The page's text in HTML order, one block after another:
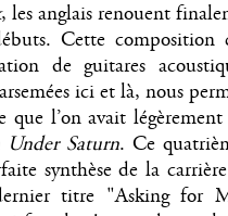
, les anglais renouent
Cette composition
de guitares
ici et là, nous
que l’on avait
Under Saturn. Ce
synthèse de la
titre "Asking for